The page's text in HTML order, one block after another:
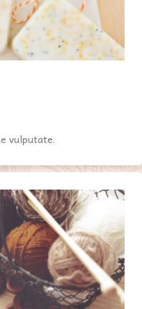
vulputate.